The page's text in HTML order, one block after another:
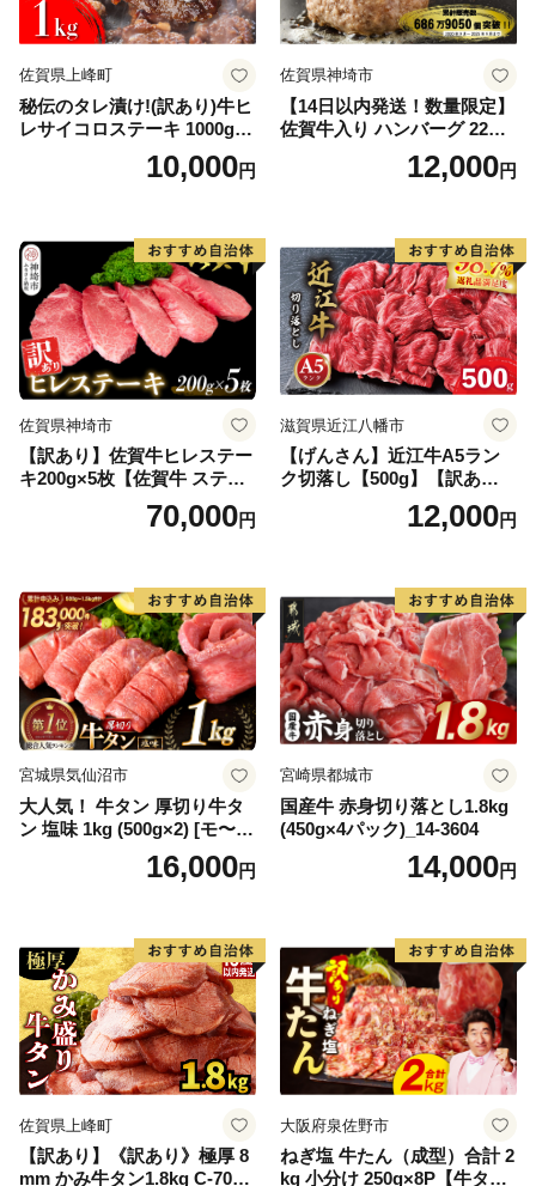
佐賀県上峰町
秘伝のタレ漬け!(訳あり)牛ヒ
レサイコロステーキ 1000g
10,000円
佐賀県神埼市
【14日以内発送！数量限定】
佐賀牛入り ハンバーグ 22個
2.6kg(120g×22個)【佐賀牛
黒毛和牛 ブランド牛 九州 ハ
気】(H083106)
12,000円
佐賀県神埼市
【訳あり】佐賀牛ヒレステー
キ200g×5枚【佐賀牛 ステー
キ ブランド肉 ヒレ肉 フィレ
肉 ジューシー ヘルシー】(H0
70,000円
滋賀県近江八幡市
【げんさん】近江牛A5ラン
ク切落し【500g】【訳あり】
12,000円
宮城県気仙沼市
大人気！ 牛タン 厚切り牛タ
ン 塩味 1kg (500g×2) [モ〜ラ
ンド 宮城県 気仙沼市 205646
60] 肉 牛肉 精肉 牛たん 牛タ
厚切り タン
16,000円
宮崎県都城市
国産牛 赤身切り落とし1.8kg
(450g×4パック)_14-3604
14,000円
佐賀県上峰町
【訳あり】《訳あり》極厚 8
mm かみ牛タン1.8kg C-709-
大阪府泉佐野市
ねぎ塩 牛たん（成型）合計 2
kg 小分け 250g×8P【牛タン